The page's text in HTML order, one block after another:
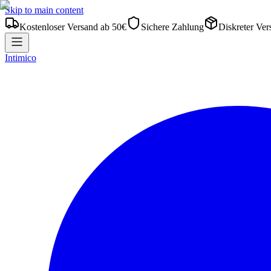
Skip to main content
Kostenloser Versand ab 50€
Sichere Zahlung Diskreter
Intimico